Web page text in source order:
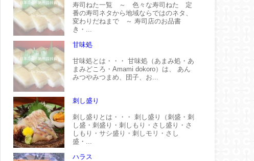
寿司ねた一覧 ～ 色々な寿司ねた 定
番の寿司ネタから地域ならではのネタ、
変わりだねまで ～ 寿司店のお品書
き・...
甘味処
甘味処とは・・・ 甘味処（あまみ処・あ
まみどころ・Amami dokoro）は、 あん
みつやみつまめ、団子、お...
刺し盛り
刺し盛りとは・・・ 刺し盛り（刺盛・刺
し盛・刺盛り・刺しもり・さし盛り・さ
しもり・サシ盛り・刺しモリ・さし
盛・...
ハラス